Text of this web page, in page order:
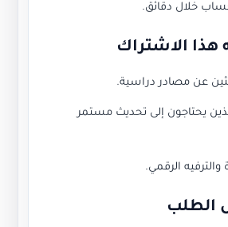
خلال دقائق.
هذا الاشتراك
عن مصادر دراسية.
يحتاجون إلى تحديث مستمر
والترفيه الرقمي.
الطلب